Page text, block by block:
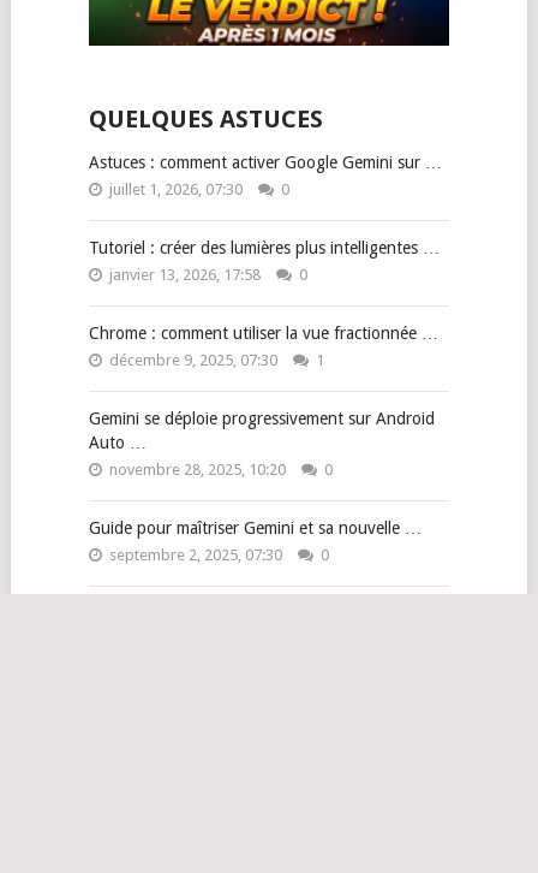
QUELQUES ASTUCES
Astuces : comment activer Google Gemini sur …
juillet 1, 2026, 07:30 0
Tutoriel : créer des lumières plus intelligentes …
janvier 13, 2026, 17:58 0
Chrome : comment utiliser la vue fractionnée …
décembre 9, 2025, 07:30 1
Gemini se déploie progressivement sur Android
Auto …
novembre 28, 2025, 10:20 0
Guide pour maîtriser Gemini et sa nouvelle …
septembre 2, 2025, 07:30 0